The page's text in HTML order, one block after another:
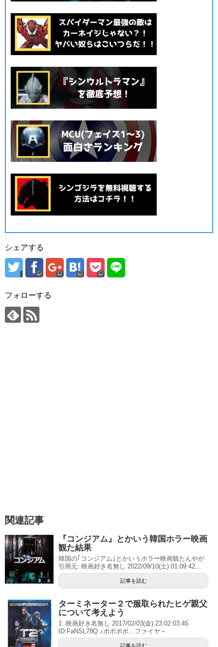
シェアする
フォローする
関連記事
『コンジアム』とかいう韓国ホラー映画
観た結果
韓国の｢コンジアム｣とかいうホラー映画観たんやが
引用元: 映画好き名無し 2022/09/10(土) 01:09:42...
記事を読む
ターミネーター２で服取られたヒゲ親父
について考えよう
1: 映画好き名無し 2017/02/03(金) 23:02:03.45
ID:FaNSL78Q ♪ボボボボ…ファイヤ～
記事を読む